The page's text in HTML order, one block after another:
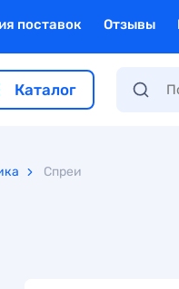
поставок Отзывы
Каталог
Спреи